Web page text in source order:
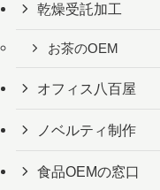
乾燥受託加工
お茶のOEM
オフィス八百屋
ノベルティ制作
食品OEMの窓口